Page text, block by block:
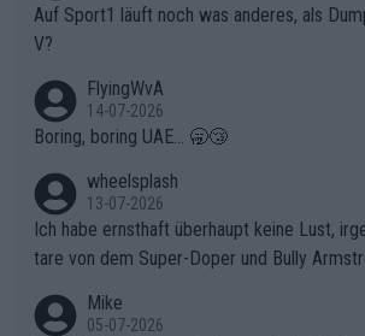
Auf Sport1 läuft noch was anderes, als
V?
FlyingWvA
14-07-2026
Boring, boring UAE... 🥱😴
wheelsplash
13-07-2026
Ich habe ernsthaft überhaupt keine Lust,
tare von dem Super-Doper und Bully
r die gehört nicht in dieses Medium!
Mike
05-07-2026